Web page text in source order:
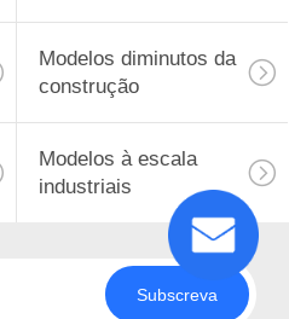
Modelos diminutos da
construção
Modelos à escala
industriais
Subscreva